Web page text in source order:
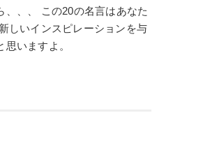
、、、 この20の名言はあなた
しいインスピレーションを与
思いますよ。